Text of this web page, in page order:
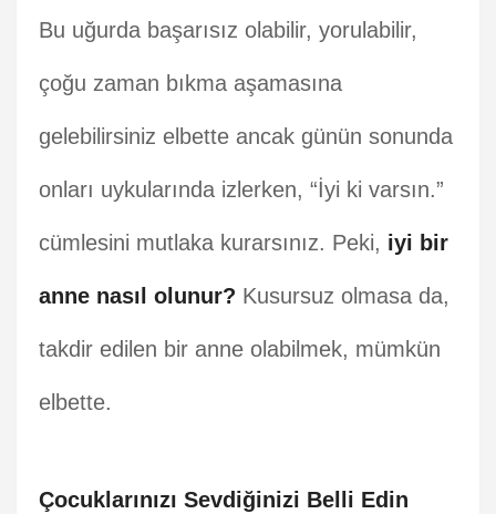
Bu uğurda başarısız olabilir, yorulabilir,
çoğu zaman bıkma aşamasına
gelebilirsiniz elbette ancak günün sonunda
onları uykularında izlerken, “İyi ki varsın.”
cümlesini mutlaka kurarsınız. Peki, iyi bir
anne nasıl olunur? Kusursuz olmasa da,
takdir edilen bir anne olabilmek, mümkün
elbette.
Çocuklarınızı Sevdiğinizi Belli Edin